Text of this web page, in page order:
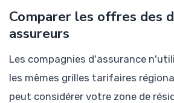
Comparer les offres des
assureurs
Les compagnies d'assurance
les mêmes grilles tarifaires
peut considérer votre zone de